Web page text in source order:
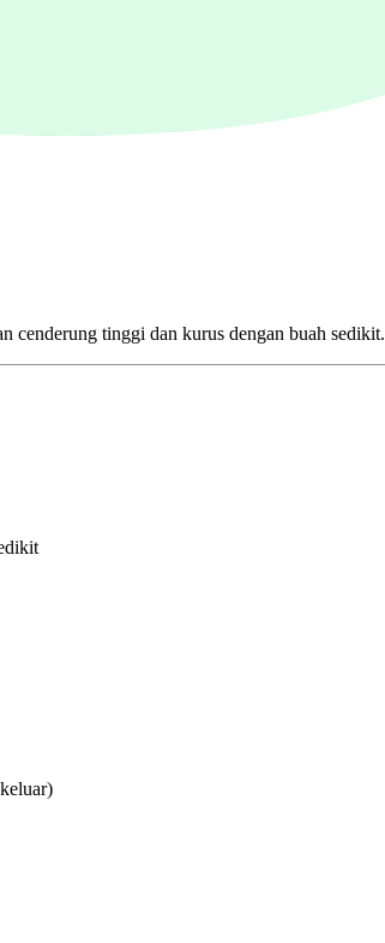
cenderung tinggi dan kurus dengan buah sedikit.